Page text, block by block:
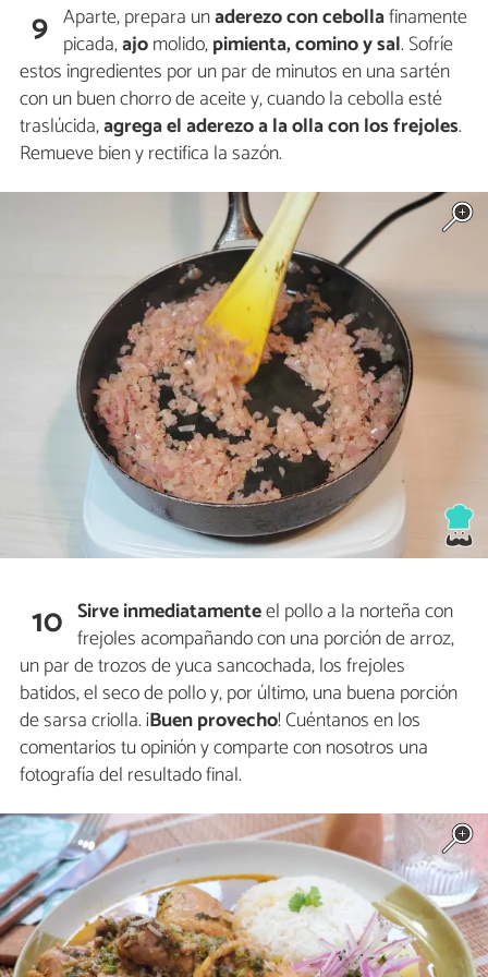
9 Aparte, prepara unaderezo con cebollafinamente
picada,ajomolido,pimienta, comino y sal. Sofríe
estos ingredientes por un par de minutos en una sartén
con un buen chorro de aceite y, cuando la cebolla esté
traslúcida,agrega el aderezo ala olla con losfrejoles.
Remueve bien y rectifica la sazón.
10 Sirve inmediatamenteel pollo a la norteña con
frejoles acompañando con una porción de arroz,
un par de trozos de yuca sancochada, los frejoles
batidos, el seco de pollo y, por último, una buena porción
de sarsa criolla. ¡Buen provecho! Cuéntanos en los
comentarios tu opinión y comparte con nosotros una
fotografía del resultado final.